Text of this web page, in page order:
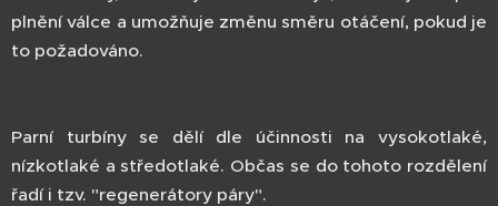
plnění válce a umožňuje změnu směru otáčení, pokud je
to požadováno.
Parní turbíny se dělí dle účinnosti na vysokotlaké,
nízkotlaké a středotlaké. Občas se do tohoto rozdělení
řadí i tzv. "regenerátory páry".